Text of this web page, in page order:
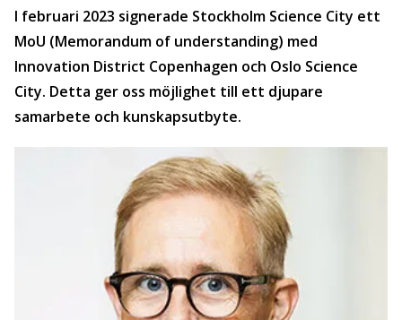
I februari 2023 signerade Stockholm Science City ett
MoU (Memorandum of understanding) med
Innovation District Copenhagen och Oslo Science
City. Detta ger oss möjlighet till ett djupare
samarbete och kunskapsutbyte.